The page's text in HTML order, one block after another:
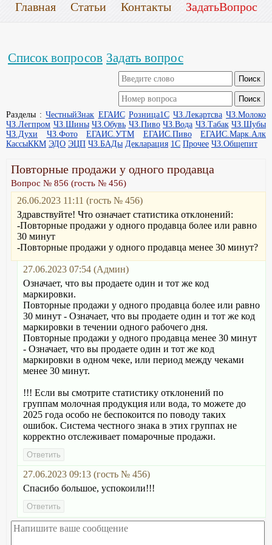
Главная Статьи Контакты ЗадатьВопрос
Список вопросов Задать вопрос
Разделы :ЧестныйЗнак ЕГАИС Розница1С ЧЗ.Лекартсва ЧЗ.Молоко
ЧЗ.Легпром ЧЗ.Шины ЧЗ.Обувь ЧЗ.Пиво ЧЗ.Вода ЧЗ.Табак ЧЗ.Шубы
ЧЗ.Духи
ЧЗ.Фото ЕГАИС.УТМ ЕГАИС.Пиво
ЕГАИС.Марк.Алк
КассыККМ ЭДО ЭЦП ЧЗ.БАДы Декларация 1С Прочее ЧЗ.Общепит
Повторные продажи у одного продавца
Вопрос № 856 (гость № 456)
26.06.2023 11:11 (гость № 456)
Здравствуйте! Что означает статистика отклонений:
-Повторные продажи у одного продавца более или равно
30 минут
-Повторные продажи у одного продавца менее 30 минут?
27.06.2023 07:54 (Админ)
Означает, что вы продаете один и тот же код
маркировки.
Повторные продажи у одного продавца более или равно
30 минут - Означает, что вы продаете один и тот же код
маркировки в течении одного рабочего дня.
Повторные продажи у одного продавца менее 30 минут
- Означает, что вы продаете один и тот же код
маркировки в одном чеке, или период между чеками
менее 30 минут.
!!! Если вы смотрите статистику отклонений по
группам молочная продукция или вода, то можете до
2025 года особо не беспокоится по поводу таких
ошибок. Система честного знака в этих группах не
корректно отслеживает помарочные продажи.
27.06.2023 09:13 (гость № 456)
Спасибо большое, успокоили!!!